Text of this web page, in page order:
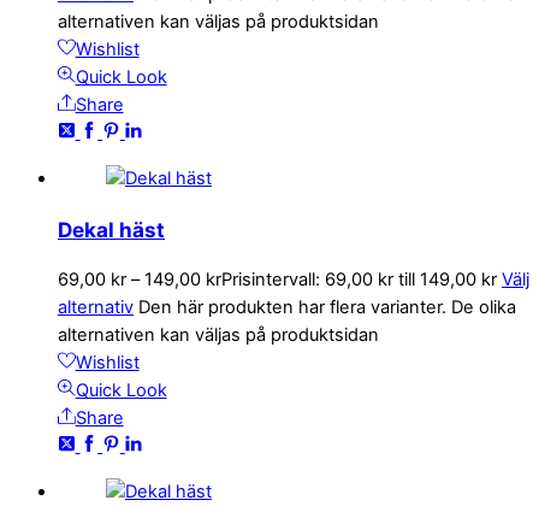
alternativen kan väljas på produktsidan
Wishlist
Quick Look
Share
Dekal häst
69,00 kr – 149,00 krPrisintervall: 69,00 kr till 149,00 kr Välj
alternativ Den här produkten har flera varianter. De olika
alternativen kan väljas på produktsidan
Wishlist
Quick Look
Share